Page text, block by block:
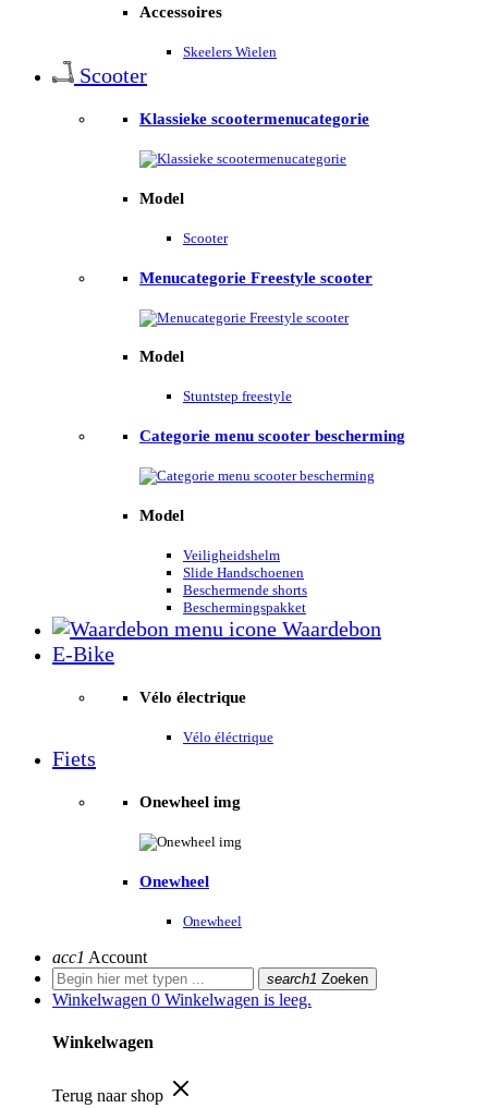
Accessoires
Skeelers Wielen
Scooter
Klassieke scootermenucategorie
Model
Scooter
Menucategorie Freestyle scooter
Model
Stuntstep freestyle
Categorie menu scooter bescherming
Model
Veiligheidshelm
Slide Handschoenen
Beschermende shorts
Beschermingspakket
Waardebon
E-Bike
Vélo électrique
Vélo éléctrique
Fiets
Onewheel img
Onewheel
Onewheel
acc1 Account
search1 Zoeken
Winkelwagen 0 Winkelwagen is leeg.
Winkelwagen
Terug naar shop